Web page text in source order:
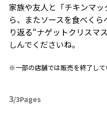
家族や友人と「チキンマ
ら、またソースを食べく
り返る“ナゲットクリスマ
しんでくださいね。
※一部の店舗では販売を終了して
3/3Pages